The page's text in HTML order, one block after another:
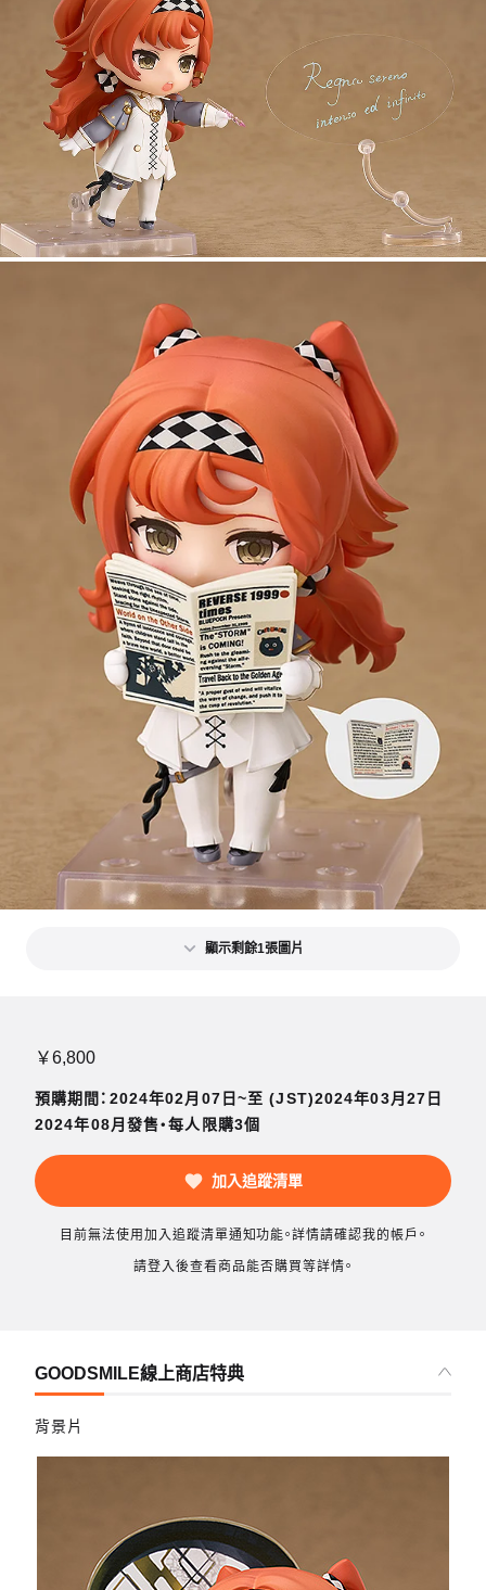
顯示剩餘1張圖片
￥6,800
預購期間：2024年02月07日~至 (JST)2024年03月27日
2024年08月發售・每人限購3個
加入追蹤清單
目前無法使用加入追蹤清單通知功能。詳情請確認我的帳戶。
請登入後查看商品能否購買等詳情。
GOODSMILE線上商店特典
背景片